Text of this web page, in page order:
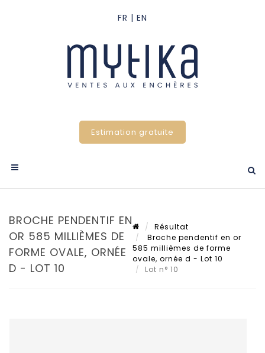
Estimation gratuite
BROCHE PENDENTIF EN
OR 585 MILLIÈMES DE
FORME OVALE, ORNÉE
D - LOT 10
Résultat
Broche pendentif en or
585 millièmes de forme
ovale, ornée d - Lot 10
Lot n° 10